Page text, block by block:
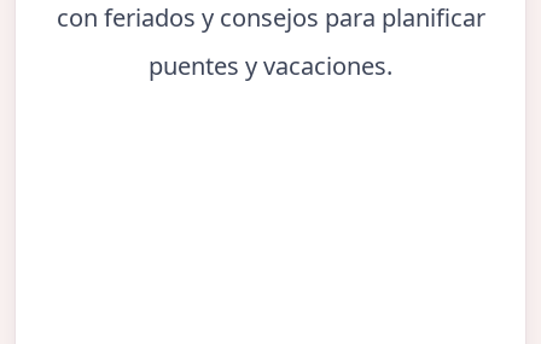
con feriados y consejos para planificar
puentes y vacaciones.